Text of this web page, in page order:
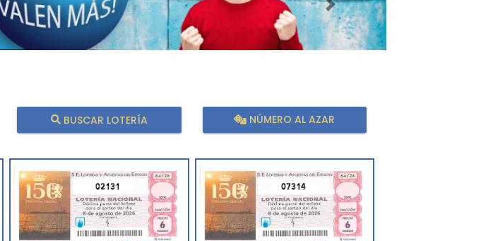
Imagen siguiente
BUSCAR LOTERÍA NÚMERO AL AZAR
02131 07314